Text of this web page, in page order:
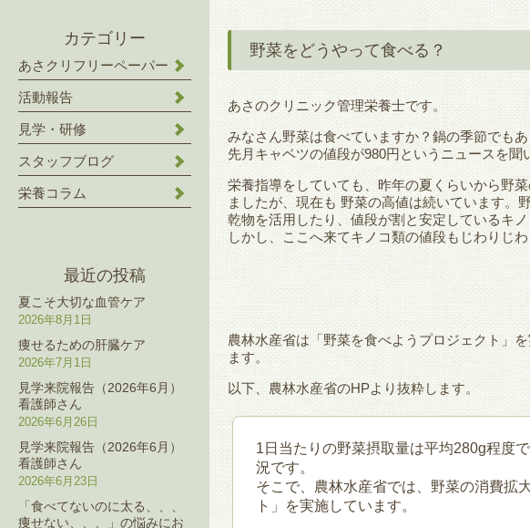
野菜をどうやって食べる？
あさのクリニック管理栄養士です。
みなさん野菜は食べていますか？鍋の季節でも
先月キャベツの値段が980円というニュースを聞
栄養指導をしていても、昨年の夏くらいから野
ましたが、現在も 野菜の高値は続いています。
乾物を活用したり、値段が割と安定しているキ
しかし、ここへ来てキノコ類の値段もじわりじ
農林水産省は 「野菜を食べようプロジェクト」
ます。
以下、農林水産省のHPより抜粋します。
1日当たりの野菜摂取量は平均280g程度
況です。
そこで、農林水産省では、野菜の消費拡
ト」を実施しています。
カテゴリー
あさクリフリーペーパー
活動報告
見学・研修
スタッフブログ
栄養コラム
最近の投稿
夏こそ大切な血管ケア
2026年8月1日
痩せるための肝臓ケア
2026年7月1日
見学来院報告（2026年6月）
看護師さん
2026年6月26日
見学来院報告（2026年6月）
看護師さん
2026年6月23日
「食べてないのに太る、、、
痩せない、、、」の悩みにお